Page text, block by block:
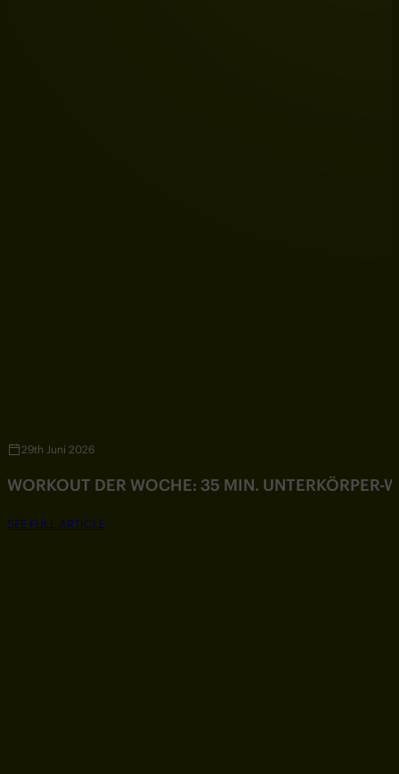
29th Juni 2026
WORKOUT DER WOCHE: 35 MIN. UNTERKÖRPER-
SEE FULL ARTICLE